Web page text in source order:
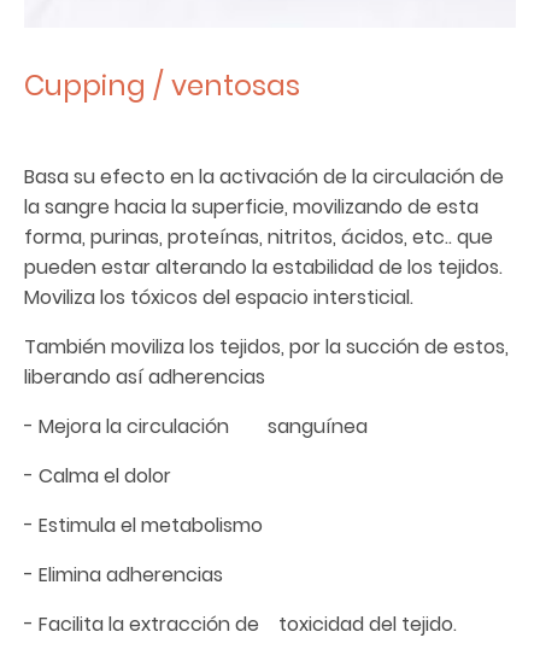
Cupping / ventosas
Basa su efecto en la activación de la circulación de
la sangre hacia la superficie, movilizando de esta
forma, purinas, proteínas, nitritos, ácidos, etc.. que
pueden estar alterando la estabilidad de los tejidos.
Moviliza los tóxicos del espacio intersticial.
También moviliza los tejidos, por la succión de estos,
liberando así adherencias
- Mejora la circulación sanguínea
- Calma el dolor
- Estimula el metabolismo
- Elimina adherencias
- Facilita la extracción de toxicidad del tejido.